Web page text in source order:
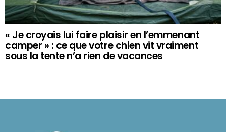
« Je croyais lui faire plaisir en l’emmenant
camper » : ce que votre chien vit vraiment
sous la tente n’a rien de vacances